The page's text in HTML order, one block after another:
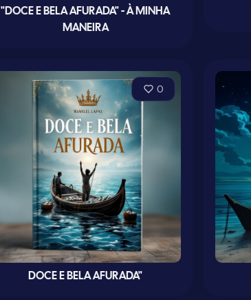
"DOCE E BELA AFURADA" - À MINHA
MANEIRA
0
DOCE E BELA AFURADA"